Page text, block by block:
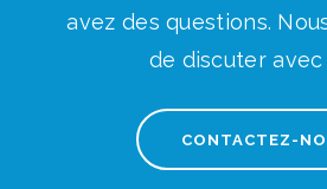
avez des questions.
de discuter avec
CONTACTEZ-